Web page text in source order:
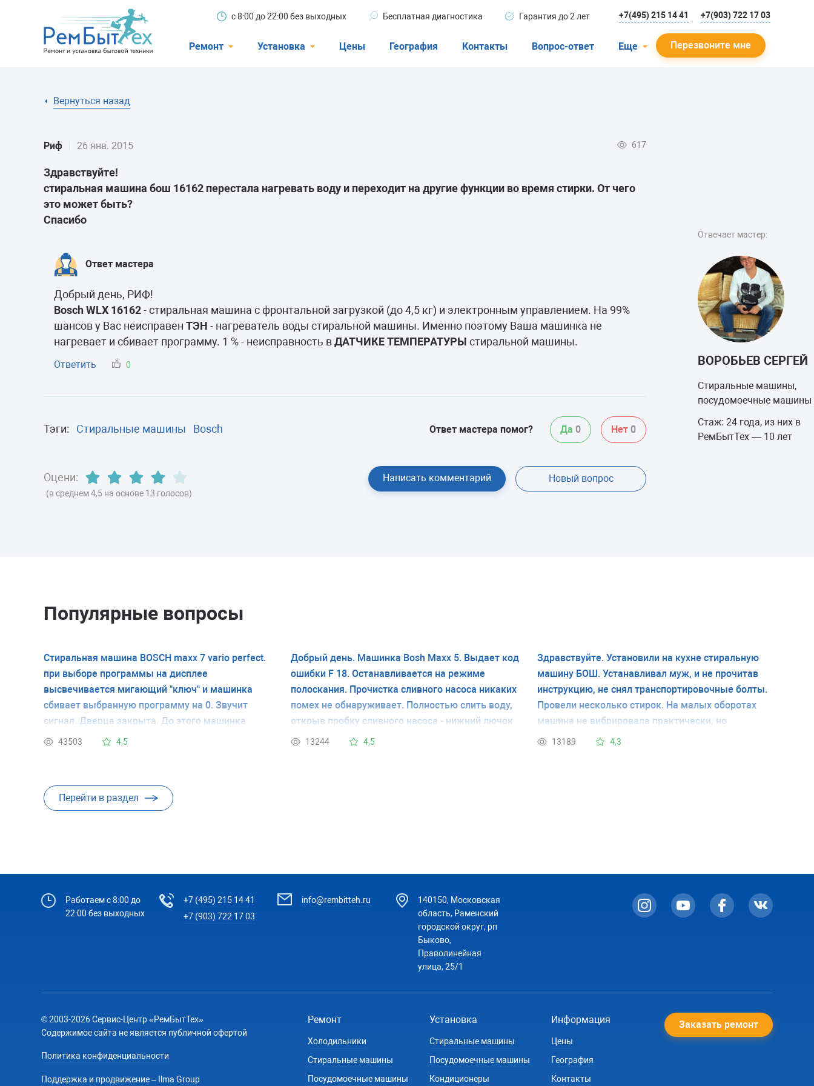
с 8:00 до 22:00 без выходных Бесплатная диагностика Гарантия до 2 лет +7(495) 215 14 41 +7(903) 722 17 03
Ремонт Установка Цены География Контакты Вопрос-ответ Еще
Мастера
Перезвоните мне
Вернуться назад
Риф 26 янв. 2015 617
Здравствуйте!
стиральная машина бош 16162 перестала нагревать воду и переходит на другие функции во время стирки. От чего
это может быть?
Спасибо
Отвечает мастер:
ВОРОБЬЕВ СЕРГЕЙ
Стиральные машины,
посудомоечные машины
Стаж: 24 года, из них в
РемБытТех — 10 лет
Ответ мастера
Добрый день, РИФ!
Bosch WLX 16162- стиральная машина с фронтальной загрузкой (до 4,5 кг) и электронным управлением. На 99%
шансов у Вас неисправен ТЭН - нагреватель воды стиральной машины. Именно поэтому Ваша машинка не
нагревает и сбивает программу. 1 % - неисправность вДАТЧИКЕ ТЕМПЕРАТУРЫ стиральной машины.
Ответить 0
Тэги: Стиральные машины Bosch Ответ мастера помог? Да 0 Нет 0
Оцени:
(в среднем 4,5 на основе 13 голосов)
Написать комментарий Новый вопрос
Популярные вопросы
Стиральная машина BOSCH maxx 7 vario perfect.
при выборе программы на дисплее
высвечивается мигающий "ключ" и машинка
сбивает выбранную программу на 0. Звучит
сигнал. Дверца закрыта. До этого машинка
работала хорошо. У меня нет инструкции и я не
43503 4,5
Добрый день. Машинка Bosh Maxx 5. Выдает код
ошибки F 18. Останавливается на режиме
полоскания. Прочистка сливного насоса никаких
помех не обнаруживает. Полностью слить воду,
открыв пробку сливного насоса - нижний лючок
справа на передней панели - дает возможность
13244 4,5
Здравствуйте. Установили на кухне стиральную
машину БОШ. Устанавливал муж, и не прочитав
инструкцию, не снял транспортировочные болты.
Провели несколько стирок. На малых оборотах
машина не вибрировала практически, но
несколько раз стирала на больших оборотах
13189 4,3
Перейти в раздел
Работаем с 8:00 до
22:00 без выходных
+7 (495) 215 14 41
+7 (903) 722 17 03
info@rembitteh.ru
140150, Московская
область, Раменский
городской округ, рп
Быково,
Праволинейная
улица, 25/1
© 2003-2026 Сервис-Центр «РемБытТех»
Содержимое сайта не является публичной офертой
Политика конфиденциальности
Поддержка и продвижение – Ilma Group
Ремонт
Холодильники
Стиральные машины
Посудомоечные машины
Установка
Стиральные машины
Посудомоечные машины
Кондиционеры
Информация
Цены
География
Контакты
Заказать ремонт